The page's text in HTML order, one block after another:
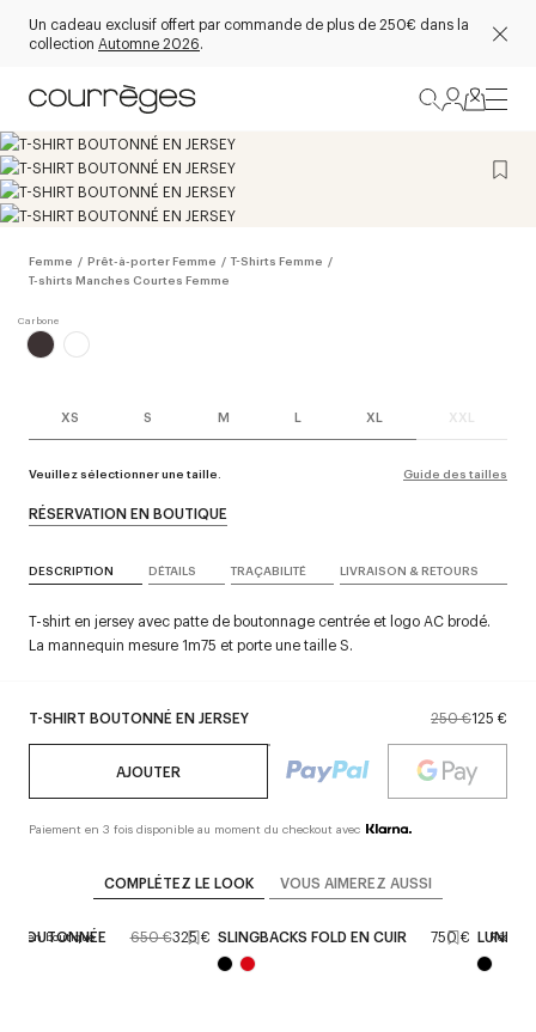
Un cadeau exclusif offert par commande de plus de 250€ dans la
collection Automne 2026.
Femme / Prêt-à-porter Femme / T-Shirts Femme /
T-shirts Manches Courtes Femme
XS S M L XL XXL
Veuillez sélectionner une taille. Guide des tailles
T-SHIRT BOUTONNÉ EN JERSEY 250 €125 €
AJOUTER
Paiement en 3 fois disponible au moment du checkout avec
RÉSERVATION EN BOUTIQUE
DESCRIPTION DÉTAILS TRAÇABILITÉ LIVRAISON & RETOURS
T-shirt en jersey avec patte de boutonnage centrée et logo AC brodé.
La mannequin mesure 1m75 et porte une taille S.
COMPLÉTEZ LE LOOK VOUS AIMEREZ AUSSI
en boutique
BOUTONNÉE 650 €325 € SLINGBACKS FOLD EN CUIR 750 €